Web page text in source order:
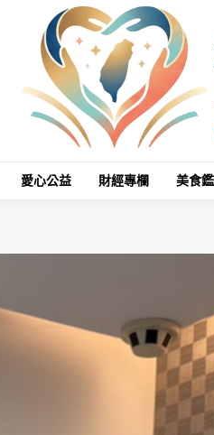
愛心公益 財經專欄 美食